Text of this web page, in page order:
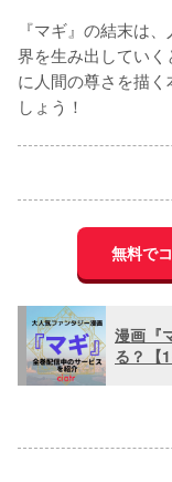
『マギ』の結末は
界を生み出してい
に人間の尊さを描
しょう！
無料で
漫画『
る？【